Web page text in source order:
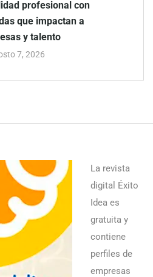
profesional con
que impactan a
y talento
7, 2026
La revista
digital Éxito
Idea es
gratuita y
contiene
perfiles de
empresas